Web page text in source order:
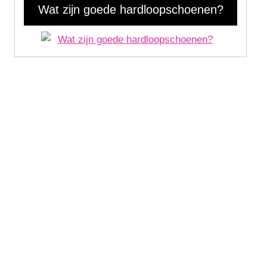
Wat zijn goede hardloopschoenen?